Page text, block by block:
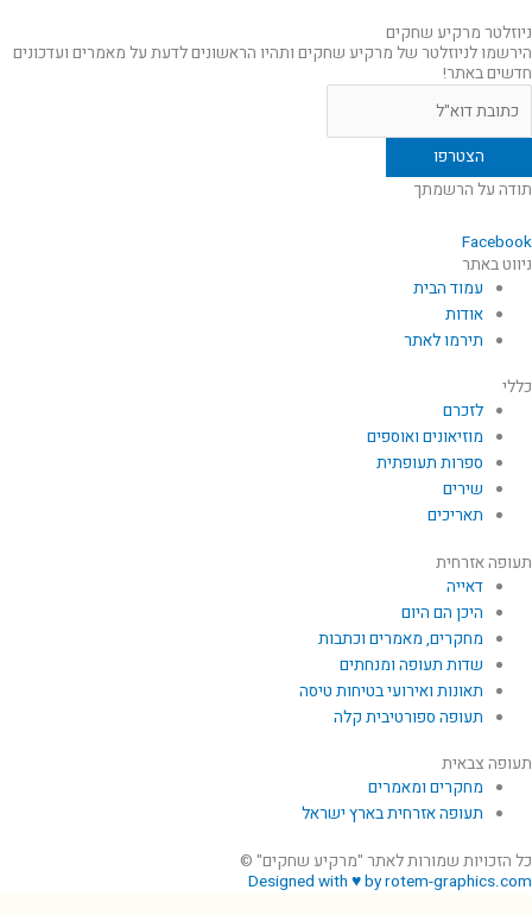
ניוזלטר מרקיע שחקים
הירשמו לניוזלטר של מרקיע שחקים ותהיו הראשונים לדעת על מאמרים ועדכונים
חדשים באתר!
תודה על הרשמתך
Facebook
ניווט באתר
עמוד הבית
אודות
תירמו לאתר
כללי
לזכרם
מוזיאונים ואוספים
ספרות תעופתית
שירים
תאריכים
תעופה אזרחית
דאייה
היכן הם היום
מחקרים, מאמרים וכתבות
שדות תעופה ומנחתים
תאונות ואירועי בטיחות טיסה
תעופה ספורטיבית קלה
תעופה צבאית
מחקרים ומאמרים
תעופה אזרחית בארץ ישראל
כל הזכויות שמורות לאתר "מרקיע שחקים" ©
Designed with ♥ by rotem-graphics.com